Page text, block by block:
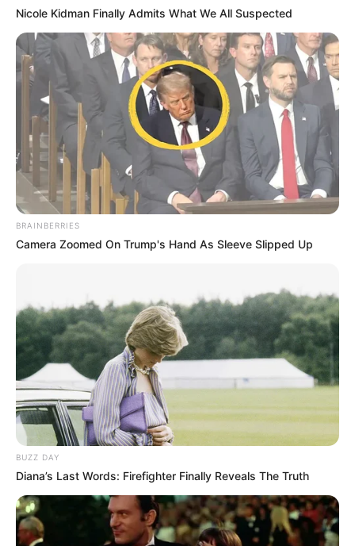
MËKATARËT
– Kukësi në Europë njeh ecuri të mirë, që i ka
sjellë klubit verilindor edhe të ardhura të rëndësishme.
Ndryshe qëndron situata për tre klubet e tjera
gjysmëfinaliste të Kupës së Shqipërisë. Skënderbeu është
Nicole Kidman Finally Admits What We All Suspected
BRAINBERRIES
Camera Zoomed On Trump's Hand As Sleeve Slipped Up
BUZZ DAY
Diana’s Last Words: Firefighter Finally Reveals The Truth